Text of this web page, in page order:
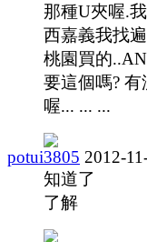
那種U夾喔.
西嘉義我找
桃園買的
要這個嗎?
喔... ... ...
potui3805 2012-
知道了
了解